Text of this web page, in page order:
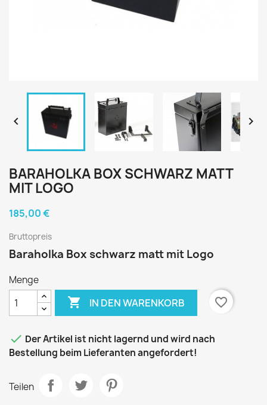
 
BARAHOLKA BOX SCHWARZ MATT
MIT LOGO
185,00 €
Bruttopreis
Baraholka Box schwarz matt mit Logo
Menge
 IN DEN WARENKORB favorite_border
 Der Artikel ist nicht lagernd und wird nach
Bestellung beim Lieferanten angefordert!
Teilen